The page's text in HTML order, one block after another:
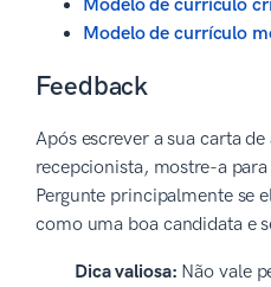
Modelo de currículo
Modelo de currículo
Feedback
Após escrever a sua carta
recepcionista, mostre-a
Pergunte principalmente se
como uma boa candidata e
Dica valiosa: Não vale